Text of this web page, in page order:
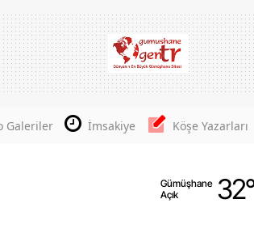
Galeriler İmsakiye Köşe Yazarları
Gümüşhane
Açık
32°
Adana
Adıyaman
Amasya